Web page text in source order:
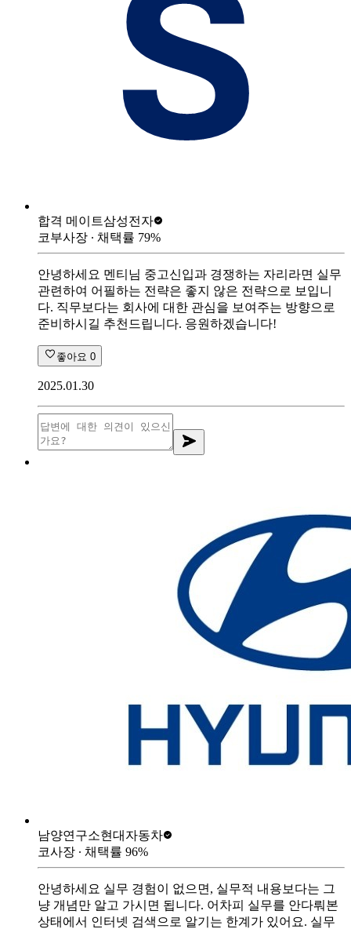
합격 메이트삼성전자
코부사장 ∙ 채택률 79%
안녕하세요 멘티님 중고신입과 경쟁하는 자리라면 실무
관련하여 어필하는 전략은 좋지 않은 전략으로 보입니
다. 직무보다는 회사에 대한 관심을 보여주는 방향으로
준비하시길 추천드립니다. 응원하겠습니다!
좋아요 0
2025.01.30
남양연구소현대자동차
코사장 ∙ 채택률 96%
안녕하세요 실무 경험이 없으면, 실무적 내용보다는 그
냥 개념만 알고 가시면 됩니다. 어차피 실무를 안다뤄본
상태에서 인터넷 검색으로 알기는 한계가 있어요. 실무